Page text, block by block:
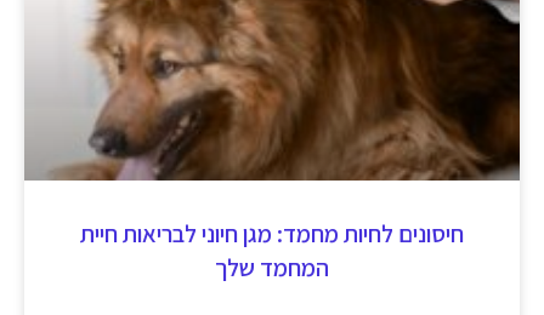
חיסונים לחיות מחמד: מגן חיוני לבריאות חיית
המחמד שלך